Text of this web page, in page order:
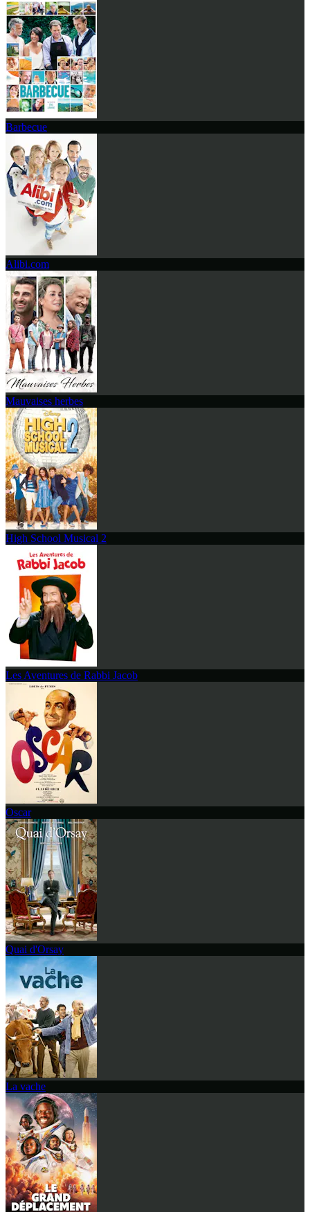
Barbecue
Alibi.com
Mauvaises herbes
High School Musical 2
Les Aventures de Rabbi Jacob
Oscar
Quai d'Orsay
La vache